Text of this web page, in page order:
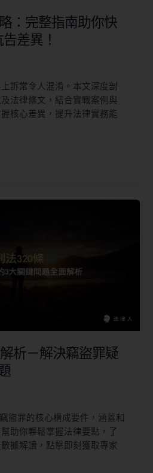
：完整指南助你快
差異！
訴常令人混淆。本文深度剖
法律條文，結合實戰案例與
核心差異，提升法律實務能
析－解決竊盜罪疑
盜罪的核心構成要件，涵蓋和
助你輕鬆掌握法律要點，了
據解讀，點擊即刻獲取專家